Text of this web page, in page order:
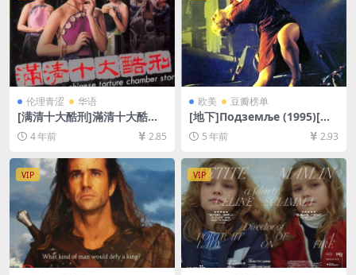
伦理青涩 华语
[满清十大酷刑]滿清十大酷刑
(1994)[百度网盘+迅雷云盘
+夸克网盘资源720P高清未删
字]【手机无法在线播放，请下
载防和谐压缩包（含解压密
码）】
4 年前 2.85
欧美 豆瓣榜单
[地下]Подземље (1995)[百
度网盘+夸克网盘+迅雷云盘资
源1080P超清未删减][MP4/8.
5 年前 2.93
VIP VIP